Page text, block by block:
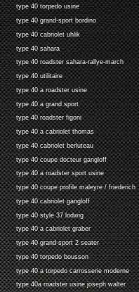
type 40 torpedo usine
type 40 grand-sport bordino
type 40 cabriolet uhlik
type 40 sahara
type 40 roadster sahara-rallye-march
type 40 utilitaire
type 40 a roadster usine
type 40 a grand sport
type 40 roadster figoni
type 40 a cabriolet thomas
type 40 cabriolet berluteau
type 40 coupe docteur gangloff
type 40 a roadster sport usine
type 40 coupe profile maleyre / friederich
type 40 cabriolet gangloff
type 40 style 37 lodwig
type 40 a cabriolet graber
type 40 grand-sport 2 seater
type 40 torpedo bousson
type 40 a torpedo carrosserie moderne
type 40a roadster usine joseph walter